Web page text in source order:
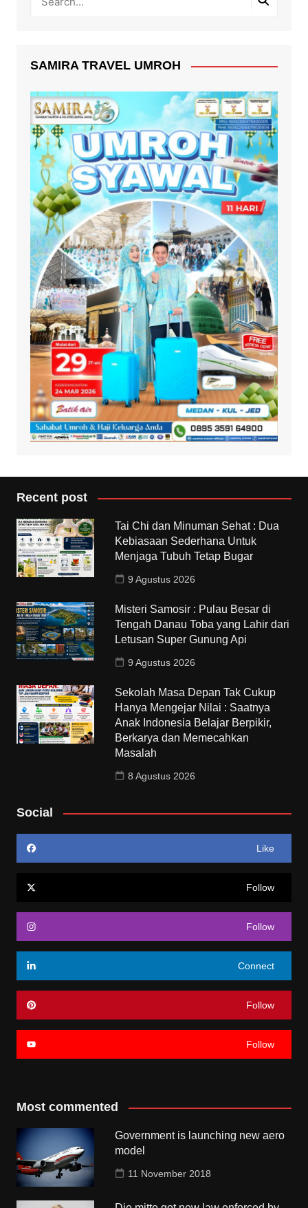
SAMIRA TRAVEL UMROH
Recent post
Tai Chi dan Minuman Sehat : Dua
Kebiasaan Sederhana Untuk
Menjaga Tubuh Tetap Bugar
9 Agustus 2026
Misteri Samosir : Pulau Besar di
Tengah Danau Toba yang Lahir dari
Letusan Super Gunung Api
9 Agustus 2026
Sekolah Masa Depan Tak Cukup
Hanya Mengejar Nilai : Saatnya
Anak Indonesia Belajar Berpikir,
Berkarya dan Memecahkan
Masalah
8 Agustus 2026
Social
Like
Follow
Follow
Connect
Follow
Follow
Most commented
Government is launching new aero
model
11 November 2018